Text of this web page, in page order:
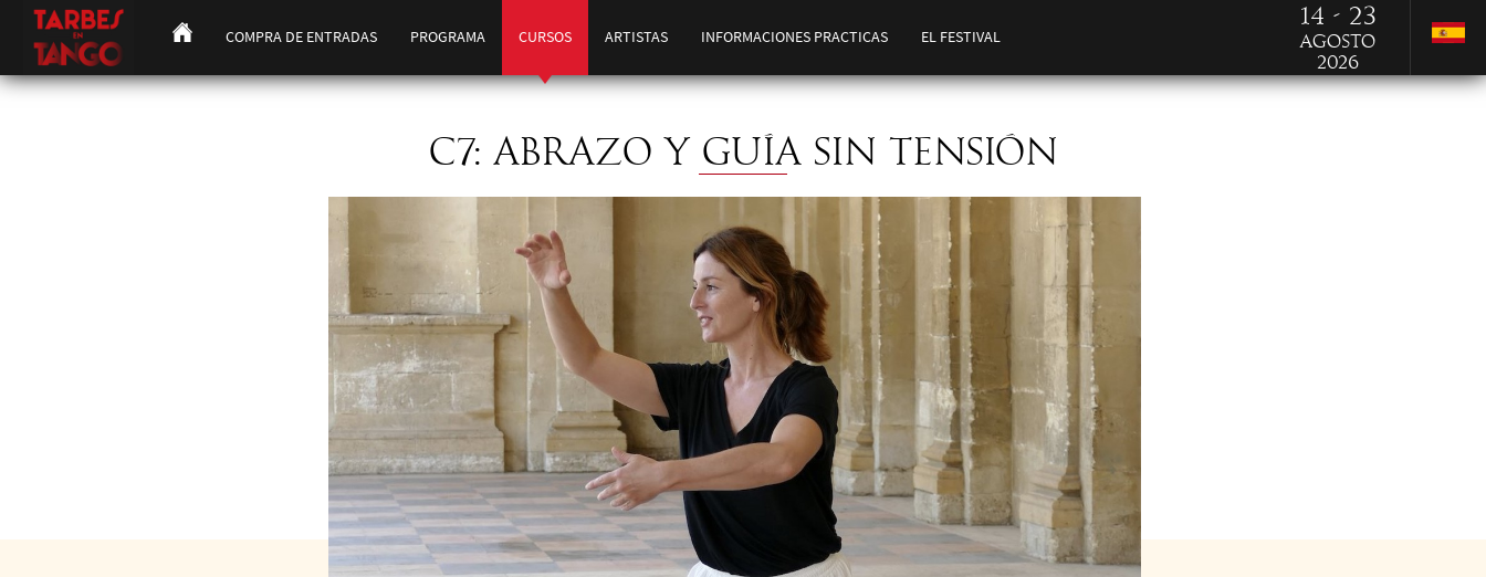
COMPRA DE ENTRADAS PROGRAMA CURSOS ARTISTAS INFORMACIONES PRACTICAS EL FESTIVAL
14 - 23
Agosto
2026
C7: ABRAZO Y GUÍA SIN TENSIÓN